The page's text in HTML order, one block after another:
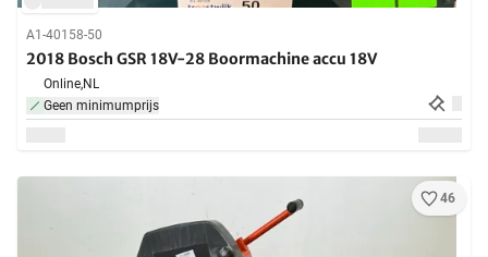
A1-40158-50
2018 Bosch GSR 18V-28 Boormachine accu 18V
Online,NL
Geen minimumprijs
46